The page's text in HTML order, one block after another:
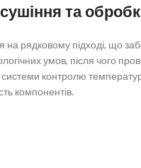
та
рядковому підході, що
умов, після чого
системи контролю
компонентів.